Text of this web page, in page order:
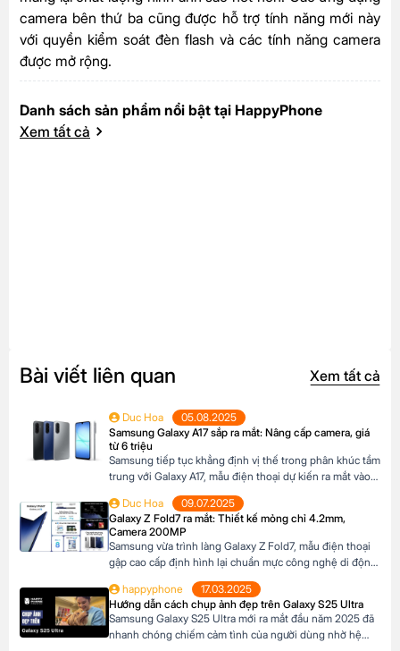
camera bên thứ ba cũng được hỗ trợ tính năng mới này
với quyền kiểm soát đèn flash và các tính năng camera
được mở rộng.
Danh sách sản phẩm nổi bật tại HappyPhone
Xem tất cả
Bài viết liên quan Xem tất cả
Duc Hoa
05.08.2025
Samsung Galaxy A17 sắp ra mắt: Nâng cấp camera, giá
từ 6 triệu
Samsung tiếp tục khẳng định vị thế trong phân khúc tầm
trung với Galaxy A17, mẫu điện thoại dự kiến ra mắt vào
bán lẻ tại Châu Âu. Với những nâng cấp đáng chú ý về
camera, hiệu năng và thiết kế, Galaxy A17 […]
Duc Hoa
09.07.2025
Galaxy Z Fold7 ra mắt: Thiết kế mỏng chỉ 4.2mm,
Camera 200MP
Samsung vừa trình làng Galaxy Z Fold7, mẫu điện thoại
gập cao cấp định hình lại chuẩn mực công nghệ di động.
200MP sắc nét chưa từng có trên dòng Z Fold, sản phẩm
này không chỉ là một thiết bị công nghệ […]
happyphone
17.03.2025
Hướng dẫn cách chụp ảnh đẹp trên Galaxy S25 Ultra
Samsung Galaxy S25 Ultra mới ra mắt đầu năm 2025 đã
nhanh chóng chiếm cảm tình của người dùng nhờ hệ